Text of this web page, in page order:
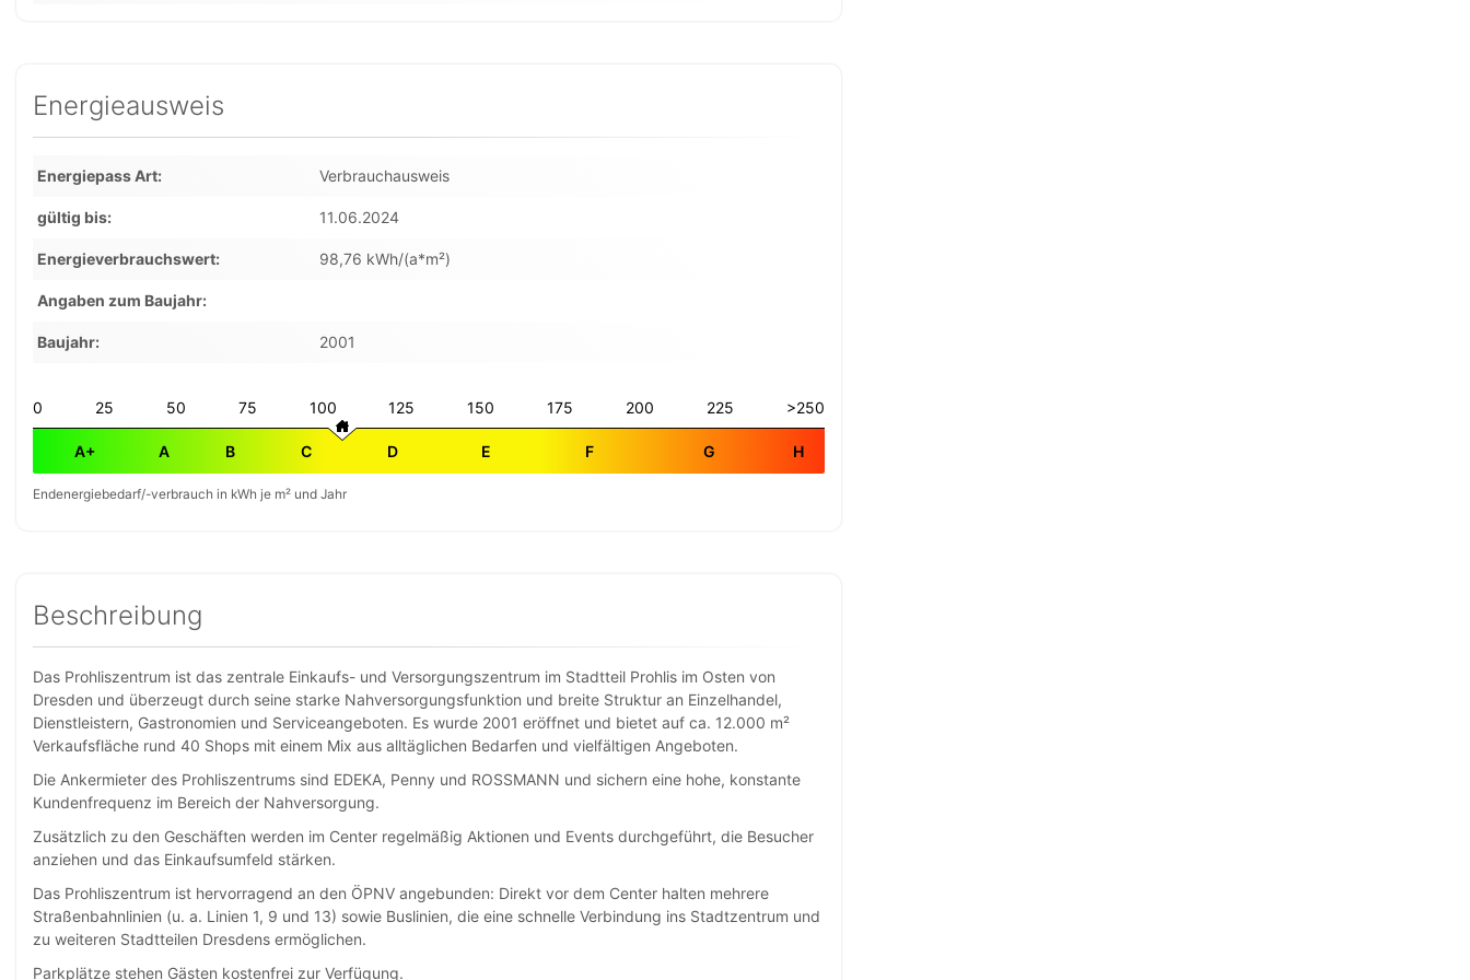
Energieausweis
Energiepass Art Verbrauchausweis
gültig bis 11.06.2024
Energieverbrauchswert 98,76 kWh/(a*m²)
Angaben zum Baujahr
Baujahr 2001
0 25 50 75 100 125 150 175 200 225 >250
A+ A B C D E F G H
Endenergiebedarf/-verbrauch in kWh je m² und Jahr
Beschreibung
Das Prohliszentrum ist das zentrale Einkaufs- und Versorgungszentrum im Stadtteil Prohlis im Osten von
Dresden und überzeugt durch seine starke Nahversorgungsfunktion und breite Struktur an Einzelhandel,
Dienstleistern, Gastronomien und Serviceangeboten. Es wurde 2001 eröffnet und bietet auf ca. 12.000 m²
Verkaufsfläche rund 40 Shops mit einem Mix aus alltäglichen Bedarfen und vielfältigen Angeboten.
Die Ankermieter des Prohliszentrums sind EDEKA, Penny und ROSSMANN und sichern eine hohe, konstante
Kundenfrequenz im Bereich der Nahversorgung.
Zusätzlich zu den Geschäften werden im Center regelmäßig Aktionen und Events durchgeführt, die Besucher
anziehen und das Einkaufsumfeld stärken.
Das Prohliszentrum ist hervorragend an den ÖPNV angebunden: Direkt vor dem Center halten mehrere
Straßenbahnlinien (u. a. Linien 1, 9 und 13) sowie Buslinien, die eine schnelle Verbindung ins Stadtzentrum und
zu weiteren Stadtteilen Dresdens ermöglichen.
Parkplätze stehen Gästen kostenfrei zur Verfügung.